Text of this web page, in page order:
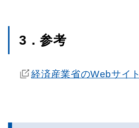
3．参考
経済産業省のWebサイト